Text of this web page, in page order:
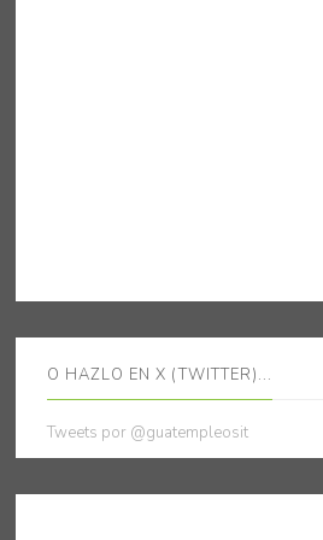
O HAZLO EN X (TWITTER)...
Tweets por @guatempleosit